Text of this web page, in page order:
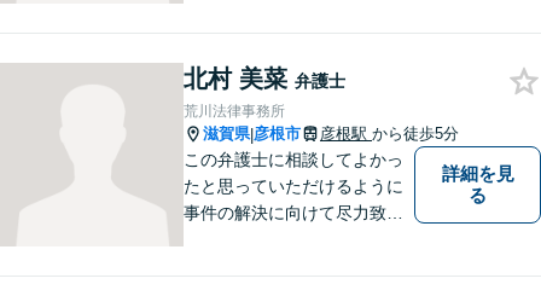
やすい雰囲気作りを心掛けて
おりますので、お気軽にご相
談ください。
北村 美菜 弁護士
荒川法律事務所
滋賀県|彦根市 彦根駅 から徒歩5分
この弁護士に相談してよかっ
たと思っていただけるように
事件の解決に向けて尽力致し
詳細を見
る